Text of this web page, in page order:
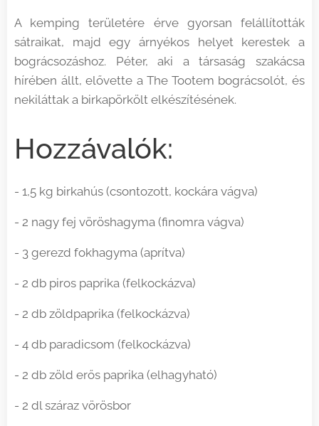
A kemping területére érve gyorsan felállították
sátraikat, majd egy árnyékos helyet kerestek a
bográcsozáshoz. Péter, aki a társaság szakácsa
hírében állt, elővette a The Tootem bográcsolót, és
nekiláttak a birkapörkölt elkészítésének.
Hozzávalók:
- 1,5 kg birkahús (csontozott, kockára vágva)
- 2 nagy fej vöröshagyma (finomra vágva)
- 3 gerezd fokhagyma (aprítva)
- 2 db piros paprika (felkockázva)
- 2 db zöldpaprika (felkockázva)
- 4 db paradicsom (felkockázva)
- 2 db zöld erős paprika (elhagyható)
- 2 dl száraz vörösbor